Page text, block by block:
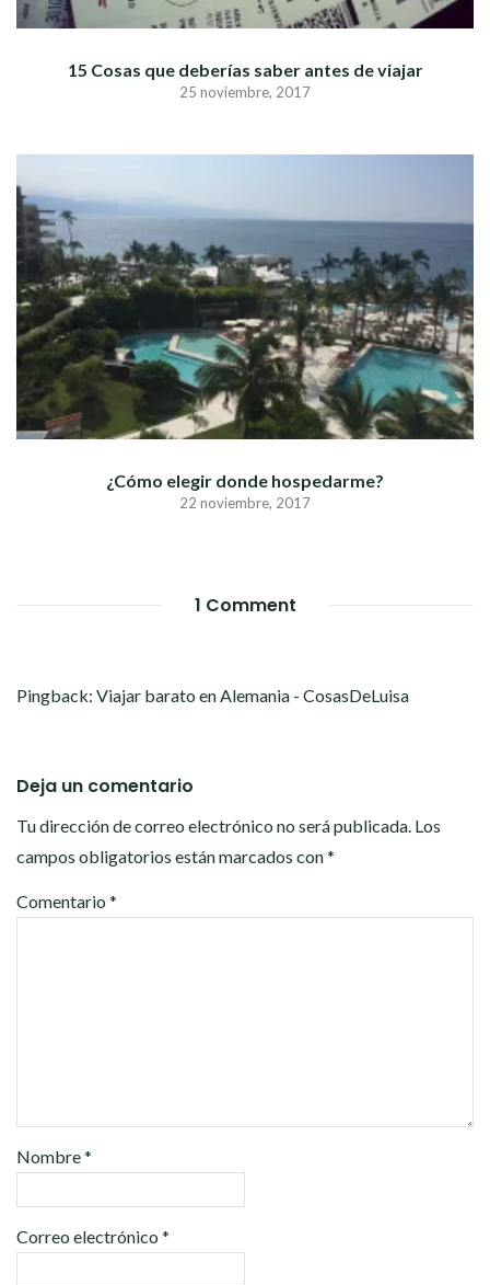
15 Cosas que deberías saber antes de viajar
25 noviembre, 2017
¿Cómo elegir donde hospedarme?
22 noviembre, 2017
1 Comment
Pingback: Viajar barato en Alemania - CosasDeLuisa
Deja un comentario
Tu dirección de correo electrónico no será publicada. Los
campos obligatorios están marcados con*
Comentario *
Nombre*
Correo electrónico *